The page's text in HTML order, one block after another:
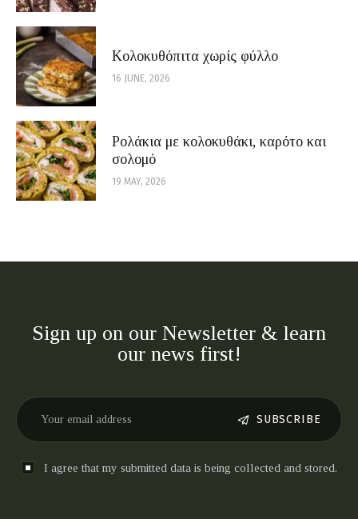
Κολοκυθόπιτα χωρίς φύλλο
16 JUNE, 2026
Ρολάκια με κολοκυθάκι, καρότο και
σολομό
19 MAY, 2026
Sign up on our Newsletter & learn
our news first!
SUBSCRIBE
I agree that my submitted data is being collected and stored.